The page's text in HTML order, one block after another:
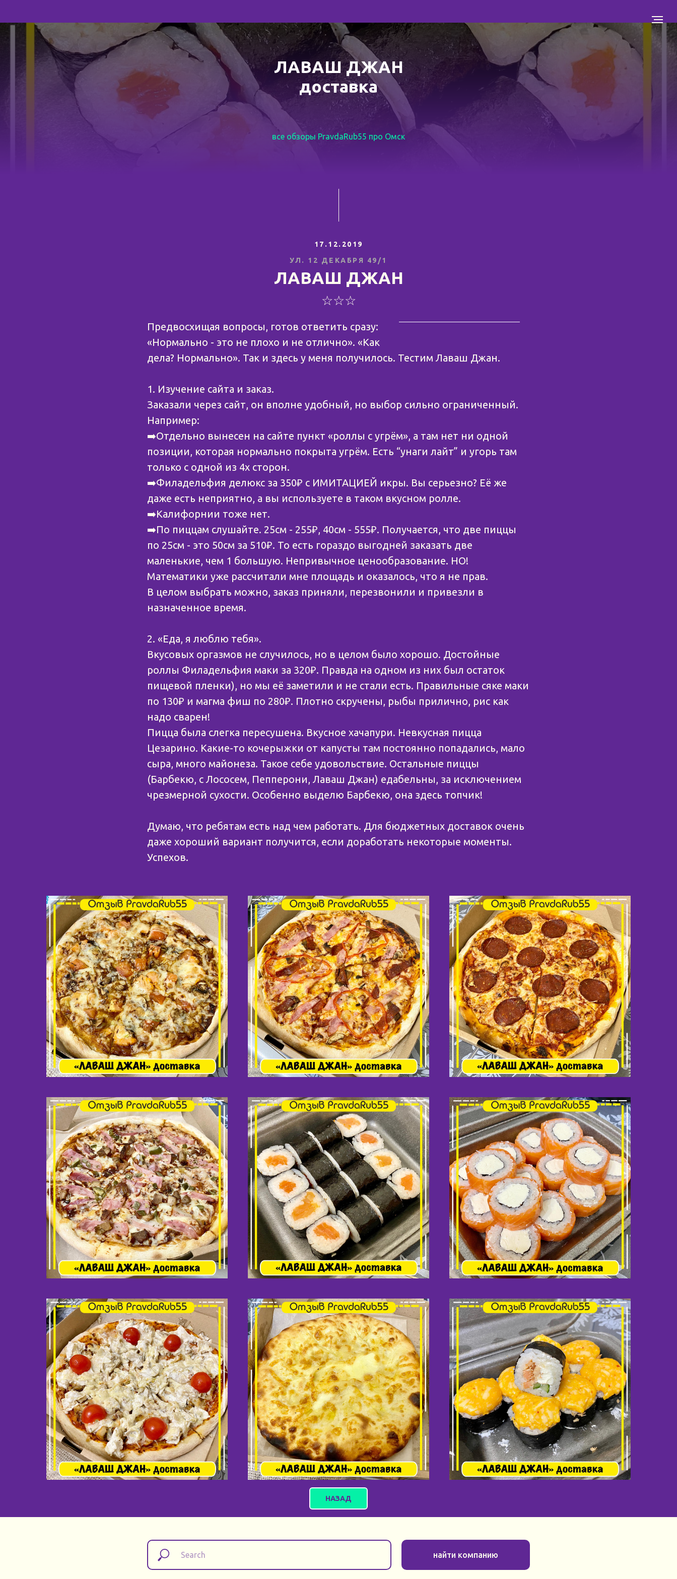
ЛАВАШ ДЖАН
доставка
все обзоры PravdaRub55 про Омск
17.12.2019
УЛ. 12 ДЕКАБРЯ 49/1
ЛАВАШ ДЖАН
☆☆☆
Предвосхищая вопросы, готов ответить сразу:
«Нормально - это не плохо и не отлично». «Как
дела? Нормально». Так и здесь у меня получилось. Тестим Лаваш Джан.
1. Изучение сайта и заказ.
Заказали через сайт, он вполне удобный, но выбор сильно ограниченный.
Например:
➡️Отдельно вынесен на сайте пункт «роллы с угрём», а там нет ни одной
позиции, которая нормально покрыта угрём. Есть “унаги лайт” и угорь там
только с одной из 4х сторон.
➡️Филадельфия делюкс за 350₽ с ИМИТАЦИЕЙ икры. Вы серьезно? Её же
даже есть неприятно, а вы используете в таком вкусном ролле.
➡️Калифорнии тоже нет.
➡️По пиццам слушайте. 25см - 255₽, 40см - 555₽. Получается, что две пиццы
по 25см - это 50см за 510₽. То есть гораздо выгодней заказать две
маленькие, чем 1 большую. Непривычное ценообразование. НО!
Математики уже рассчитали мне площадь и оказалось, что я не прав.
В целом выбрать можно, заказ приняли, перезвонили и привезли в
назначенное время.
2. «Еда, я люблю тебя».
Вкусовых оргазмов не случилось, но в целом было хорошо. Достойные
роллы Филадельфия маки за 320₽. Правда на одном из них был остаток
пищевой пленки), но мы её заметили и не стали есть. Правильные сяке маки
по 130₽ и магма фиш по 280₽. Плотно скручены, рыбы прилично, рис как
надо сварен!
Пицца была слегка пересушена. Вкусное хачапури. Невкусная пицца
Цезарино. Какие-то кочерыжки от капусты там постоянно попадались, мало
сыра, много майонеза. Такое себе удовольствие. Остальные пиццы
(Барбекю, с Лососем, Пепперони, Лаваш Джан) едабельны, за исключением
чрезмерной сухости. Особенно выделю Барбекю, она здесь топчик!
Думаю, что ребятам есть над чем работать. Для бюджетных доставок очень
даже хороший вариант получится, если доработать некоторые моменты.
Успехов.
НАЗАД
найти компанию